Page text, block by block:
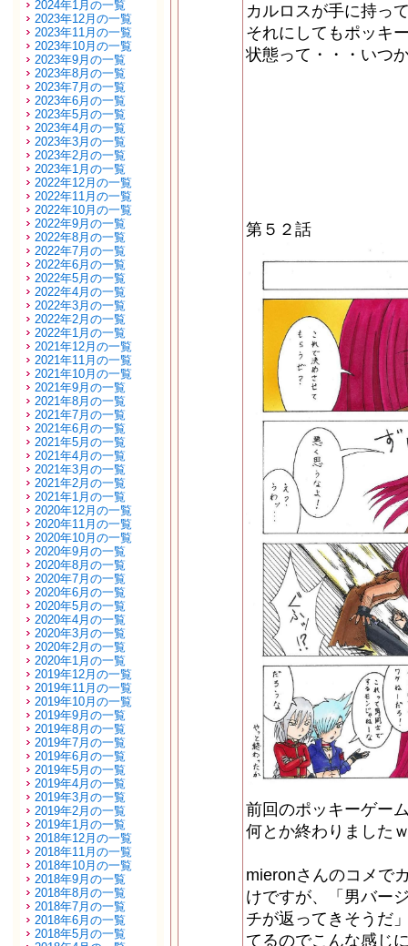
2024年1月の一覧
2023年12月の一覧
2023年11月の一覧
2023年10月の一覧
2023年9月の一覧
2023年8月の一覧
2023年7月の一覧
2023年6月の一覧
2023年5月の一覧
2023年4月の一覧
2023年3月の一覧
2023年2月の一覧
2023年1月の一覧
2022年12月の一覧
2022年11月の一覧
2022年10月の一覧
2022年9月の一覧
2022年8月の一覧
2022年7月の一覧
2022年6月の一覧
2022年5月の一覧
2022年4月の一覧
2022年3月の一覧
2022年2月の一覧
2022年1月の一覧
2021年12月の一覧
2021年11月の一覧
2021年10月の一覧
2021年9月の一覧
2021年8月の一覧
2021年7月の一覧
2021年6月の一覧
2021年5月の一覧
2021年4月の一覧
2021年3月の一覧
2021年2月の一覧
2021年1月の一覧
2020年12月の一覧
2020年11月の一覧
2020年10月の一覧
2020年9月の一覧
2020年8月の一覧
2020年7月の一覧
2020年6月の一覧
2020年5月の一覧
2020年4月の一覧
2020年3月の一覧
2020年2月の一覧
2020年1月の一覧
2019年12月の一覧
2019年11月の一覧
2019年10月の一覧
2019年9月の一覧
2019年8月の一覧
2019年7月の一覧
2019年6月の一覧
2019年5月の一覧
2019年4月の一覧
2019年3月の一覧
2019年2月の一覧
2019年1月の一覧
2018年12月の一覧
2018年11月の一覧
2018年10月の一覧
2018年9月の一覧
2018年8月の一覧
2018年7月の一覧
2018年6月の一覧
2018年5月の一覧
カルロスが手に持っ
それにしてもポッキ
状態って・・・いつ
第５２話
前回のポッキーゲー
何とか終わりました
mieronさんのコメで
けですが、「男バー
チが返ってきそうだ
てるのでこんな感じ